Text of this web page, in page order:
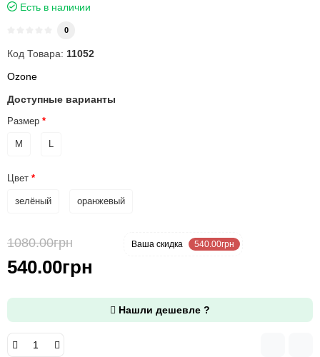
Есть в наличии
0
Код Товара: 11052
Ozone
Доступные варианты
Размер
M L
Цвет
зелёный оранжевый
1080.00грн Ваша cкидка 540.00грн
540.00грн
Нашли дешевле ?